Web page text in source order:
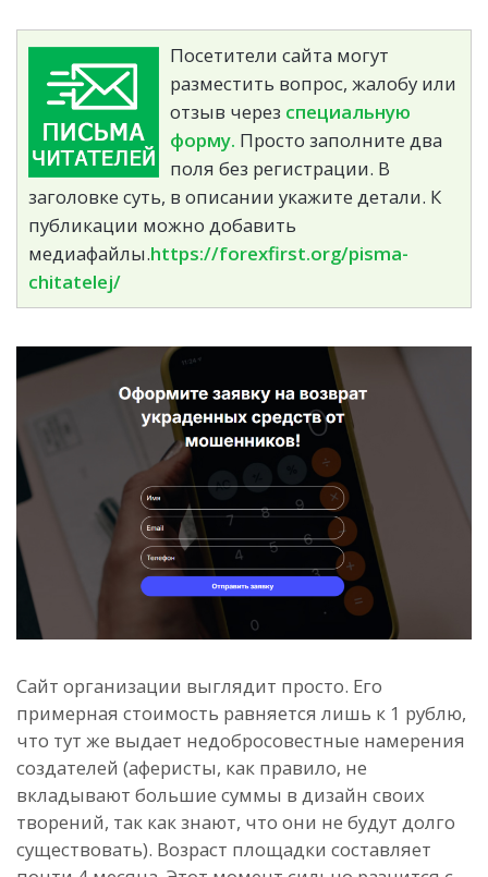
Посетители сайта могут
разместить вопрос, жалобу или
отзыв через специальную
форму. Просто заполните два
поля без регистрации. В
заголовке суть, в описании укажите детали. К
публикации можно добавить
медиафайлы.https://forexfirst.org/pisma-
chitatelej/
Сайт организации выглядит просто. Его
примерная стоимость равняется лишь к 1 рублю,
что тут же выдает недобросовестные намерения
создателей (аферисты, как правило, не
вкладывают большие суммы в дизайн своих
творений, так как знают, что они не будут долго
существовать). Возраст площадки составляет